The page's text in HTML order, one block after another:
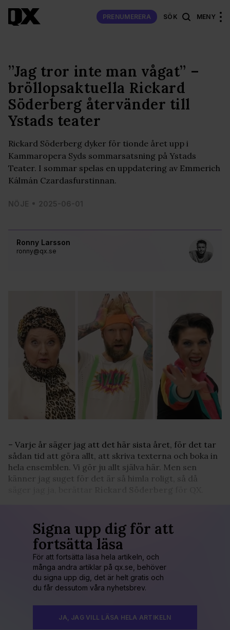
PRENUMERERA SÖK MENY
Ronny Larsson
ronny@qx.se
”Jag tror inte man vågat” –
bröllopsaktuella Rickard
Söderberg återvänder till
Ystads teater
Rickard Söderberg dyker för tionde året upp i
Kammaropera Syds sommarsatsning på Ystads
Teater. I sommar spelas en uppdatering av Emmerich
Kálmán Czardasfurstinnan.
NÖJE 2025-06-01
– Varje år säger jag att det här sista året, för det tar
sådan tid att göra allt, att skriva texterna och boka in
hela ensemblen. Vi gör ju allt själva här. Men sen
känner jag suget för det är så himla roligt, så då
Signa upp dig för att
fortsätta läsa
För att fortsätta läsa hela artikeln, och
många andra artiklar på qx.se, behöver
du signa upp dig, det är helt gratis och
du får dessutom våra nyhetsbrev.
JA, JAG VILL LÄSA HELA ARTIKELN